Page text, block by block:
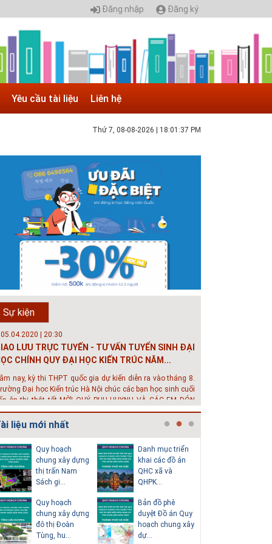
Đăng nhập Đăng ký
Yêu cầu tài liệu Liên hệ
Thứ 7, 08-08-2026 18:01:38 PM
Sự kiện
05.04.2025 | 17:16
Tuyển sinh 2025, Khoa kỹ thuật hạ tầng và môi
trường đô thị - Đại học Kiến trúc...
tin tuyển sinh đại học 2025 Khoa kỹ thuật hạ tầng và
trường đô thị - Đại học Kiến trúc Hà Nội Tuyển sinh đại
với 280 chỉ tiêu, thời gian đào tạo 4,5 năm
| 20:30
LƯU TRỰC TUYẾN - TƯ VẤN TUYỂN SINH ĐẠI
CHÍNH QUY ĐẠI HỌC KIẾN TRÚC NĂM...
nay, kỳ thi THPT quốc gia dự kiến diễn ra vào tháng 8.
Đại học Kiến trúc Hà Nội chúc các bạn học sinh cuối
ôn thi thật tốt MỜI QUÝ PHỤ HUYNH VÀ CÁC EM ĐÓN
GIAO LƯU TRỰC TUYẾN "TƯ VẤN TUYỂN SINH ĐẠI H...
08.07.2019 | 17:58
sinh 2019 - Khoa Kỹ Thuật Hạ tầng và Môi
đô thị - trường Đại học Ki...
mức điểm thi Tốt nghiệp THPT từ 14 đến 16 điểm, các
vẫn hoàn toàn có thể theo học 1 trong những ngành
tốt nhất và có đầu ra tốt nhất trong lĩnh vực Xây Dựng
nay ở khoa ĐÔ THỊ. Khoa Đô Thị bảo đảm 100% t...
26.06.2018 | 10:57
thảo quốc tế ''Xây dựng đô thị thông minh –
liệu mới nhất
Quy hoạch
chung xây dựng
thị trấn Nam
Sách gi...
Quy hoạch
chung xây dựng
đô thị Đoàn
Tùng, hu...
Danh mục triển
khai các đồ án
QHC xã và
QHPK...
Bản đồ phê
duyệt Đồ án Quy
hoạch chung xây
dự...